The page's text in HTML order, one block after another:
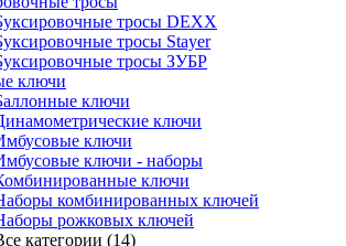
тросы DEXX
тросы Stayer
тросы ЗУБР
ключи
ключи
ключи
ключи
ключи - наборы
ключи
комбинированных ключей
рожковых ключей
категории (14)